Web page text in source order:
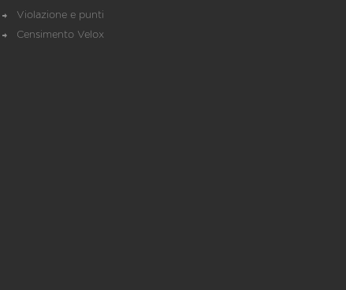
Violazione e punti
Censimento Velox